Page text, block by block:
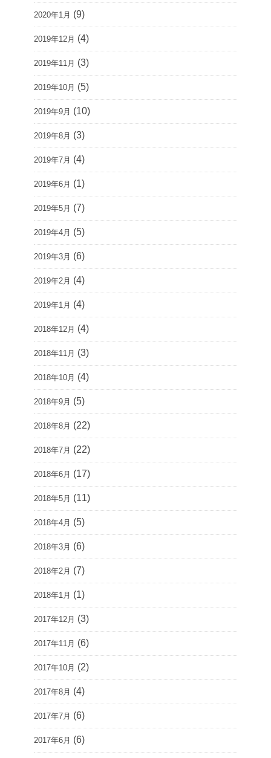
2020年1月 (9)
2019年12月 (4)
2019年11月 (3)
2019年10月 (5)
2019年9月 (10)
2019年8月 (3)
2019年7月 (4)
2019年6月 (1)
2019年5月 (7)
2019年4月 (5)
2019年3月 (6)
2019年2月 (4)
2019年1月 (4)
2018年12月 (4)
2018年11月 (3)
2018年10月 (4)
2018年9月 (5)
2018年8月 (22)
2018年7月 (22)
2018年6月 (17)
2018年5月 (11)
2018年4月 (5)
2018年3月 (6)
2018年2月 (7)
2018年1月 (1)
2017年12月 (3)
2017年11月 (6)
2017年10月 (2)
2017年8月 (4)
2017年7月 (6)
2017年6月 (6)